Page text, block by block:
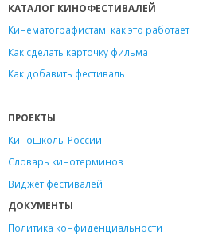
КАТАЛОГ КИНОФЕСТИВАЛЕЙ
Кинематографистам: как это работает
Как сделать карточку фильма
Как добавить фестиваль
ПРОЕКТЫ
Киношколы России
Словарь кинотерминов
Виджет фестивалей
ДОКУМЕНТЫ
Политика конфиденциальности